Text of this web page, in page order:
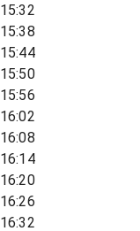
15:32
15:38
15:44
15:50
15:56
16:02
16:08
16:14
16:20
16:26
16:32